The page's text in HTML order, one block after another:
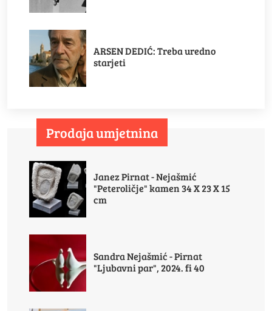
ARSEN DEDIĆ: Treba uredno
starjeti
Prodaja umjetnina
Janez Pirnat - Nejašmić
"Peteroličje" kamen 34 X 23 X 15
cm
Sandra Nejašmić - Pirnat
"Ljubavni par", 2024. fi 40